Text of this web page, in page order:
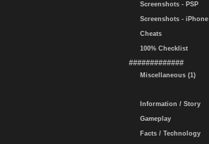
Screenshots - PSP
Screenshots - iPhone
Cheats
100% Checklist
#############
Miscellaneous (1)
Information / Story
Gameplay
Facts / Technology